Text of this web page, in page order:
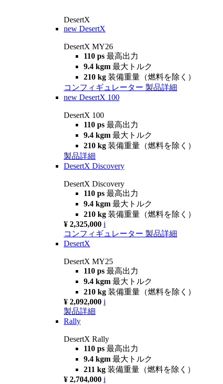
DesertX
new DesertX
DesertX MY26
110 ps 最高出力
9.4 kgm 最大トルク
210 kg 装備重量（燃料を除く）
コンフィギュレーター 製品詳細
new DesertX 100
DesertX 100
110 ps 最高出力
9.4 kgm 最大トルク
210 kg 装備重量（燃料を除く）
製品詳細
DesertX Discovery
DesertX Discovery
110 ps 最高出力
9.4 kgm 最大トルク
210 kg 装備重量（燃料を除く）
¥ 2,325,000 i
コンフィギュレーター 製品詳細
DesertX
DesertX MY25
110 ps 最高出力
9.4 kgm 最大トルク
210 kg 装備重量（燃料を除く）
¥ 2,092,000 i
製品詳細
Rally
DesertX Rally
110 ps 最高出力
9.4 kgm 最大トルク
211 kg 装備重量（燃料を除く）
¥ 2,704,000 i